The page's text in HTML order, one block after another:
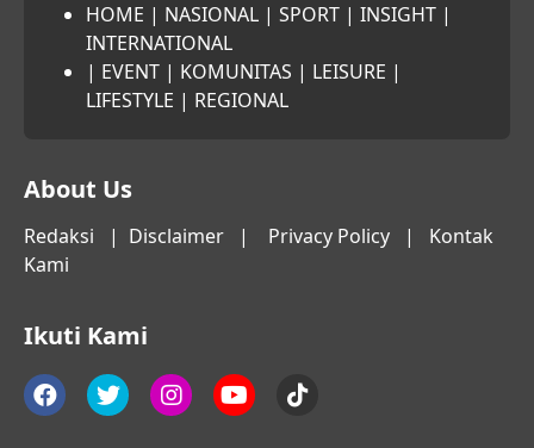
HOME | NASIONAL | SPORT | INSIGHT |
INTERNATIONAL
| EVENT | KOMUNITAS | LEISURE |
LIFESTYLE | REGIONAL
About Us
Redaksi | Disclaimer | Privacy Policy | Kontak
Kami
Ikuti Kami